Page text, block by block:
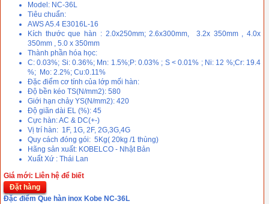
Model: NC-36L
Tiêu chuẩn:
AWS A5.4 E3016L-16
Kích thước que hàn : 2.0x250mm; 2.6x300mm, 3.2x 350mm , 4.0x
350mm , 5.0 x 350mm
Thành phần hóa học:
C: 0.03%; Si: 0.36%; Mn: 1.5%;P: 0.03% ; S < 0.01% ; Ni: 12 %;Cr: 19.4
%; Mo: 2.2%; Cu:0.11%
Đặc điểm cơ tính của lớp mối hàn:
Độ bền kéo TS(N/mm2): 580
Giới hạn chảy YS(N/mm2): 420
Độ giãn dài EL (%): 45
Cực hàn: AC & DC(+-)
Vị trí hàn: 1F, 1G, 2F, 2G,3G,4G
Quy cách đóng gói: 5Kg( 20kg /1 thùng)
Hãng sản xuất: KOBELCO - Nhật Bản
Xuất Xứ : Thái Lan
Giá mới: Liên hệ để biết
Đặt hàng
Đặc điểm Que hàn inox Kobe NC-36L